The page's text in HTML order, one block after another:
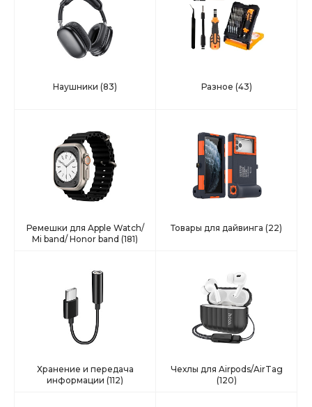
Наушники (83) Разное (43)
Ремешки для Apple Watch/
Mi band/ Honor band (181)
Товары для дайвинга (22)
Хранение и передача
информации (112)
Чехлы для Airpods/AirTag
(120)